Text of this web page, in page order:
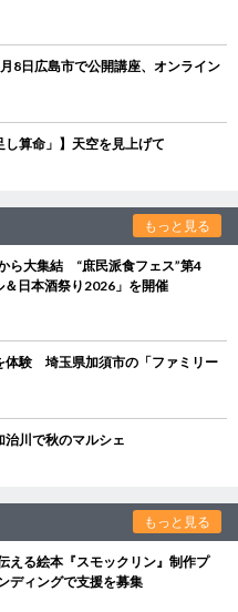
8日広島市で公開講座、オンライン
し算命」】天空を見上げて
もっと見る
ら大集結 “庶民派食フェス”第4
日本酒祭り2026」を開催
体験 埼玉県加須市の「ファミリー
川で秋のマルシェ
もっと見る
える絵本『スモックリン』制作プ
ディングで支援を募集